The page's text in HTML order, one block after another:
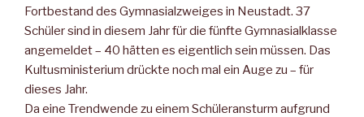
Fortbestand des Gymnasialzweiges in Neustadt. 37
Schüler sind in diesem Jahr für die fünfte Gymnasialklasse
angemeldet – 40 hätten es eigentlich sein müssen. Das
Kultusministerium drückte noch mal ein Auge zu – für
dieses Jahr.
Da eine Trendwende zu einem Schüleransturm aufgrund